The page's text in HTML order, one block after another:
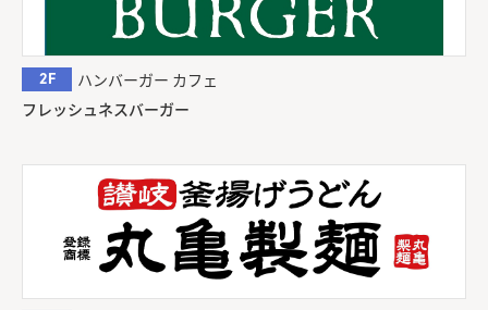
2F
ハンバーガー カフェ
フレッシュネスバーガー